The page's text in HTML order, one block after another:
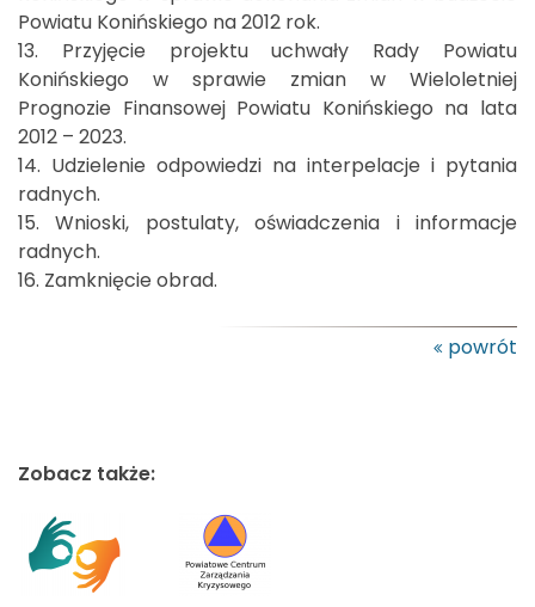
Powiatu Konińskiego na 2012 rok.
13. Przyjęcie projektu uchwały Rady Powiatu
Konińskiego w sprawie zmian w Wieloletniej
Prognozie Finansowej Powiatu Konińskiego na lata
2012 – 2023.
14. Udzielenie odpowiedzi na interpelacje i pytania
radnych.
15. Wnioski, postulaty, oświadczenia i informacje
radnych.
16. Zamknięcie obrad.
powrót
Zobacz także: